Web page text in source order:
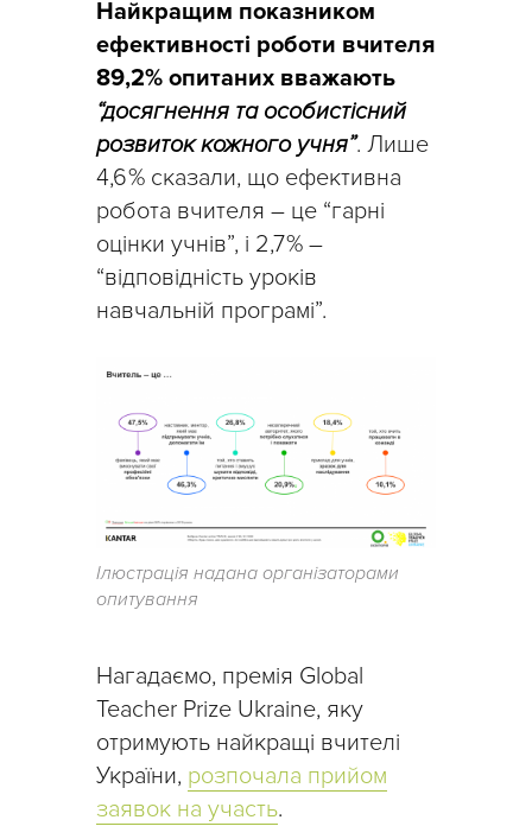
Найкращим показником
ефективності роботи вчителя
89,2% опитаних вважають
“досягнення та особистісний
розвиток кожного учня”. Лише
4,6 % сказали, що ефективна
робота вчителя – це “гарні
оцінки учнів”, і 2,7 % –
“відповідність уроків
навчальній програмі”.
Ілюстрація надана організаторами
опитування
Нагадаємо, премія Global
Teacher Prize Ukraine, яку
отримують найкращі вчителі
України, розпочала прийом
заявок на участь.